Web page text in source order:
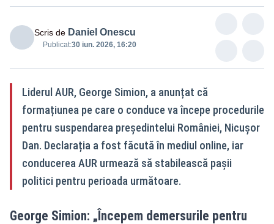
Scris de Daniel Onescu
Publicat:30 iun. 2026, 16:20
Liderul AUR, George Simion, a anunțat că
formațiunea pe care o conduce va începe procedurile
pentru suspendarea președintelui României, Nicușor
Dan. Declarația a fost făcută în mediul online, iar
conducerea AUR urmează să stabilească pașii
politici pentru perioada următoare.
George Simion: „Începem demersurile pentru